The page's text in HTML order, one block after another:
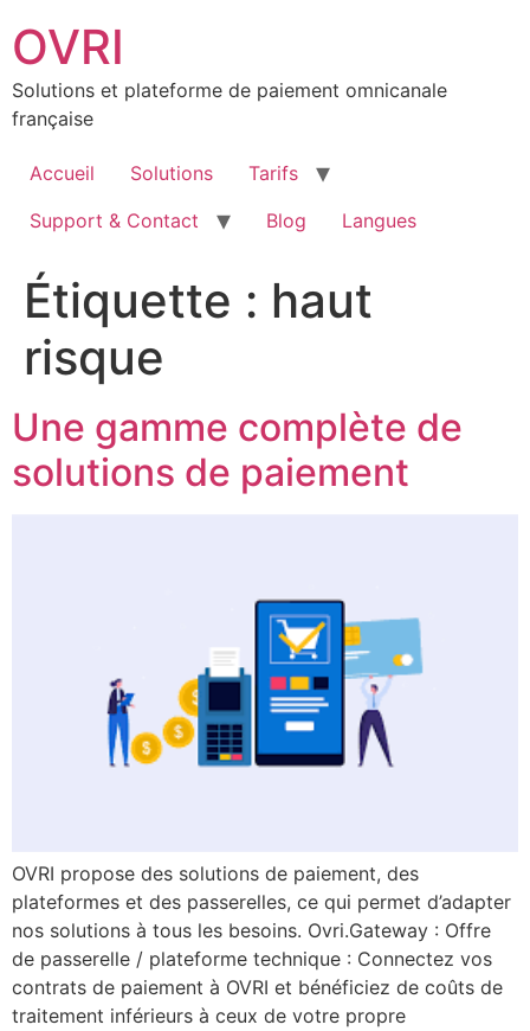
au
contenu
OVRI
Solutions et plateforme de paiement omnicanale
française
Accueil Solutions
Tarifs
Support & Contact
Blog Langues
Étiquette : haut
risque
Une gamme complète de
solutions de paiement
OVRI propose des solutions de paiement, des
plateformes et des passerelles, ce qui permet d’adapter
nos solutions à tous les besoins. Ovri.Gateway : Offre
de passerelle / plateforme technique : Connectez vos
contrats de paiement à OVRI et bénéficiez de coûts de
traitement inférieurs à ceux de votre propre